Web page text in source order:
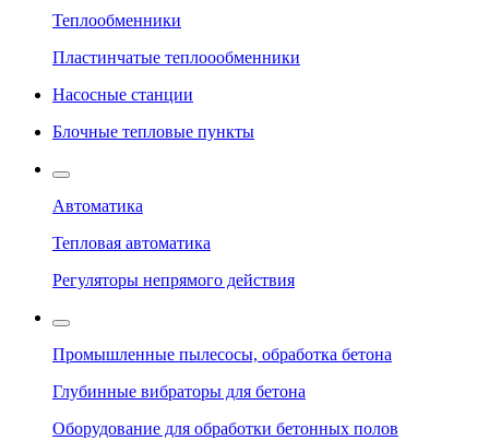
Теплообменники
Пластинчатые теплоообменники
Насосные станции
Блочные тепловые пункты
Автоматика
Тепловая автоматика
Регуляторы непрямого действия
Промышленные пылесосы, обработка бетона
Глубинные вибраторы для бетона
Оборудование для обработки бетонных полов